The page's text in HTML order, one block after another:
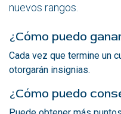
nuevos rangos.
¿Cómo puedo
Cada vez que termine un
otorgarán insignias.
¿Cómo puedo